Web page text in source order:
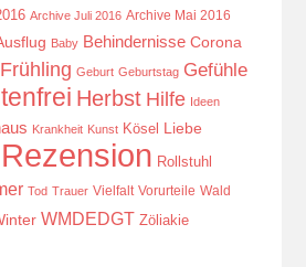
Archive Juli 2016 Archive Mai 2016
Baby Behindernisse Corona
Frühling Geburt Geburtstag Gefühle
Herbst Hilfe Ideen
Krankheit Kunst Kösel Liebe
Rezension Rollstuhl
Tod Trauer Vielfalt Vorurteile Wald
WMDEDGT Zöliakie